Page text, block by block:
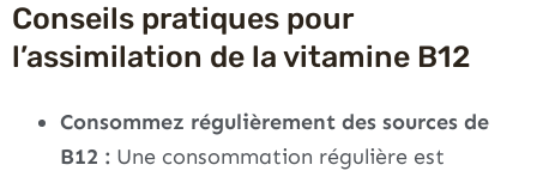
Conseils pratiques pour
l’assimilation de la vitamine B12
Consommez régulièrement des sources de
B12 : Une consommation régulière est